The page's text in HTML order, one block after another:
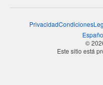
PrivacidadCondiciones
©
Este sitio está